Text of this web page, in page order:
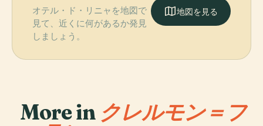
オテル・ド・リニャを地図で
見て、近くに何があるか発見
しましょう。
地図を見る
More in クレルモン＝フ